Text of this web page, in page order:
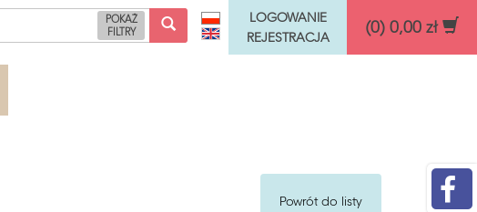
LOGOWANIE
REJESTRACJA
(0) 0,00 zł
POKAŻ
FILTRY
Powrót do listy